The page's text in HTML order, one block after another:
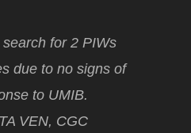
for 2 PIWs
due to no signs of
to UMIB.
VEN, CGC